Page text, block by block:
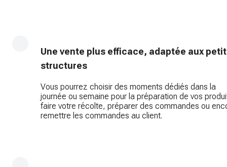
Une vente plus efficace, adaptée aux
structures
Vous pourrez choisir des moments dédiés dans la
journée ou semaine pour la préparation de vos
faire votre récolte, préparer des commandes ou
remettre les commandes au client.